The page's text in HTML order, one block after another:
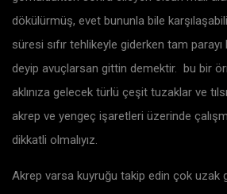
dökülürmüş, evet bununla bile
süresi sıfır tehlikeyle giderken tam
deyip avuçlarsan gittin demektir. bu bir
aklınıza gelecek türlü çeşit tuzaklar ve
akrep ve yengeç işaretleri üzerinde
dikkatli olmalıyız.
Akrep varsa kuyruğu takip edin çok uzak